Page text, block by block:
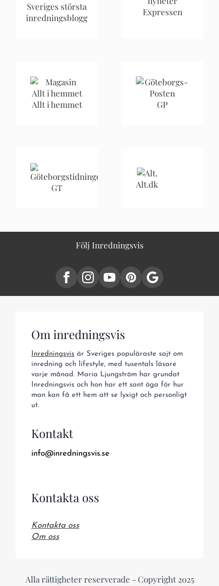
Sveriges största
inredningsblogg
Expressen
Allt i hemmet GP
GT Alt.dk
Följ Inredningsvis
Om inredningsvis
Inredningsvis är Sveriges populäraste sajt om
inredning och lifestyle, med tusentals läsare
varje månad. Maria Ljungström har grundat
Inredningsvis och hon har ett sant öga för hur
man kan få ett hem att se lyxigt och personligt
ut.
Kontakt
info@inredningsvis.se
Kontakta oss
Kontakta oss
Om oss
Alla rättigheter reserverade - Copyright 2025